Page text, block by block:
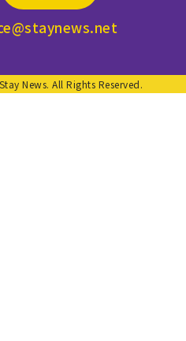
News. All Rights Reserved.